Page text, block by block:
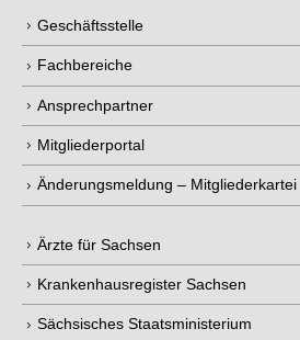
Geschäftsstelle
Fachbereiche
Ansprechpartner
Mitgliederportal
Änderungsmeldung – Mitgliederkartei
Ärzte für Sachsen
Krankenhausregister Sachsen
Sächsisches Staatsministerium